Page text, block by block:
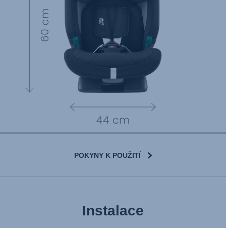
POKYNY K POUŽITÍ
Instalace